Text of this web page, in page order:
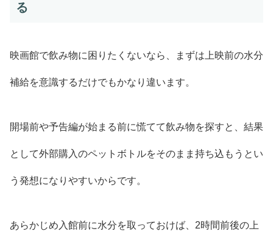
る
映画館で飲み物に困りたくないなら、まずは上映前の水分
補給を意識するだけでもかなり違います。
開場前や予告編が始まる前に慌てて飲み物を探すと、結果
として外部購入のペットボトルをそのまま持ち込もうとい
う発想になりやすいからです。
あらかじめ入館前に水分を取っておけば、2時間前後の上